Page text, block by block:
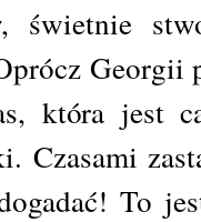
świetnie
Georgii
która jest
Czasami
To